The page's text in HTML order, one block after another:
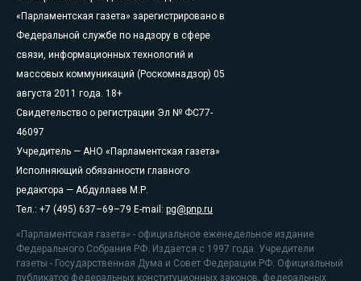
«Парламентская газета» зарегистрировано в
Федеральной службе по надзору в сфере
связи, информационных технологий и
массовых коммуникаций (Роскомнадзор) 05
августа 2011 года. 18+
Свидетельство о регистрации Эл № ФС77-
46097
Учредитель — АНО «Парламентская газета»
Исполняющий обязанности главного
редактора — Абдуллаев М.Р.
Тел.: +7 (495) 637–69–79 E-mail: pg@pnp.ru
«Парламентская газета» - официальное еженедельное издание
Федерального Собрания РФ. Издается с 1997 года. Учредители
газеты - Государственная Дума и Совет Федерации РФ. Официальный
публикатор федеральных конституционных законов, федеральных